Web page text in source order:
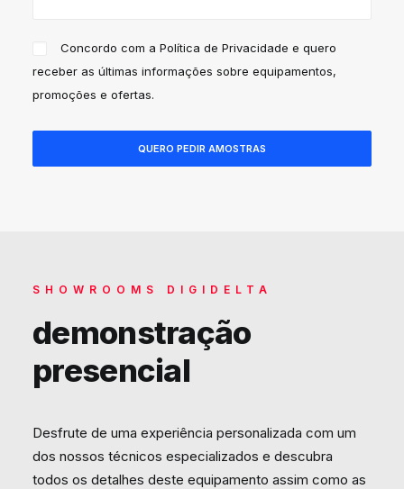
Concordo com aPolítica de Privacidade e quero
receber as últimas informações sobre equipamentos,
promoções e ofertas.
SHOWROOMS DIGIDELTA
demonstração
presencial
Desfrute de uma experiência personalizada com um
dos nossos técnicos especializados e descubra
todos os detalhes deste equipamento assim como as